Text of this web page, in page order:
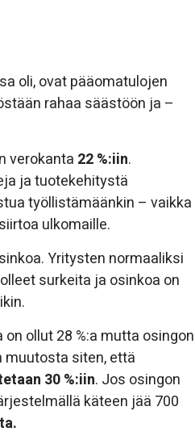
oli, ovat pääomatulojen
rahaa säästöön ja –
verokanta 22 %:iin.
ja tuotekehitystä
työllistämäänkin – vaikka
ulkomaille.
Yritysten normaaliksi
surkeita ja osinkoa on
ollut 28 %:a mutta osingon
muutosta siten, että
30 %:iin. Jos osingon
käteen jää 700